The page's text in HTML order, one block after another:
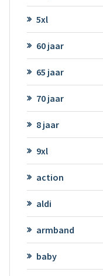
5xl
60 jaar
65 jaar
70 jaar
8 jaar
9xl
action
aldi
armband
baby